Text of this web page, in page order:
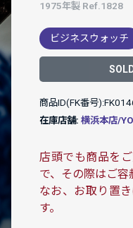
1975年製 Ref.1828
ビジネスウォッチ
商品ID(FK番号
在庫店舗: 横浜本店/
店頭でも商品を
で、その際はご容
なお、お取り置
す。